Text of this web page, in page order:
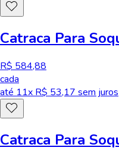
Catraca Para
R$ 584,88
cada
até 11x R$ 53,17 sem juros
Catraca Para